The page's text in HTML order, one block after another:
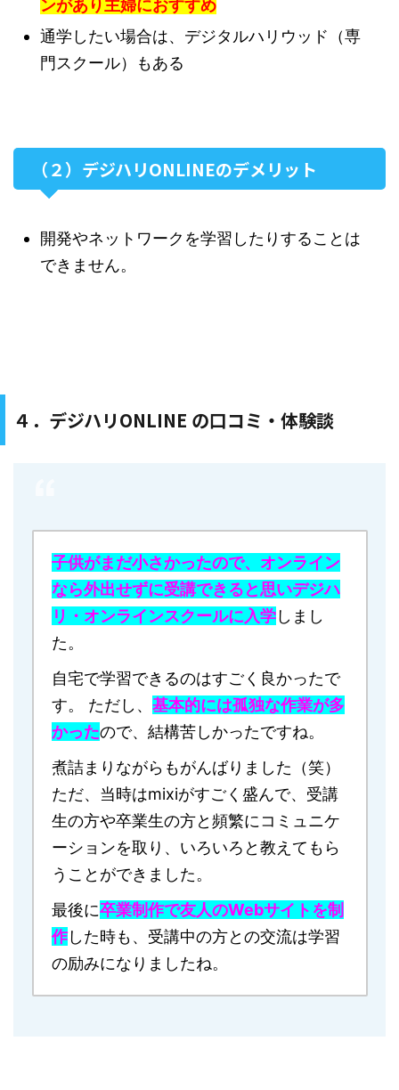
ンがあり主婦におすすめ
通学したい場合は、デジタルハリウッド（専
門スクール）もある
（２）デジハリONLINEのデメリット
開発やネットワークを学習したりすることは
できません。
４．デジハリONLINE の口コミ・体験談
子供がまだ小さかったので、オンライン
なら外出せずに受講できると思いデジハ
リ・オンラインスクールに入学しまし
た。
自宅で学習できるのはすごく良かったで
す。 ただし、 基本的には孤独な作業が多
かったので、結構苦しかったですね。
煮詰まりながらもがんばりました（笑）
ただ、当時はmixiがすごく盛んで、受講
生の方や卒業生の方と頻繁にコミュニケ
ーションを取り、いろいろと教えてもら
うことができました。
最後に卒業制作で友人のWebサイトを制
作した時も、受講中の方との交流は学習
の励みになりましたね。